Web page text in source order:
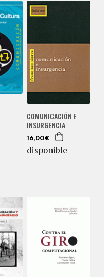
COMUNICACIÓN E
INSURGENCIA
16,00€
disponible